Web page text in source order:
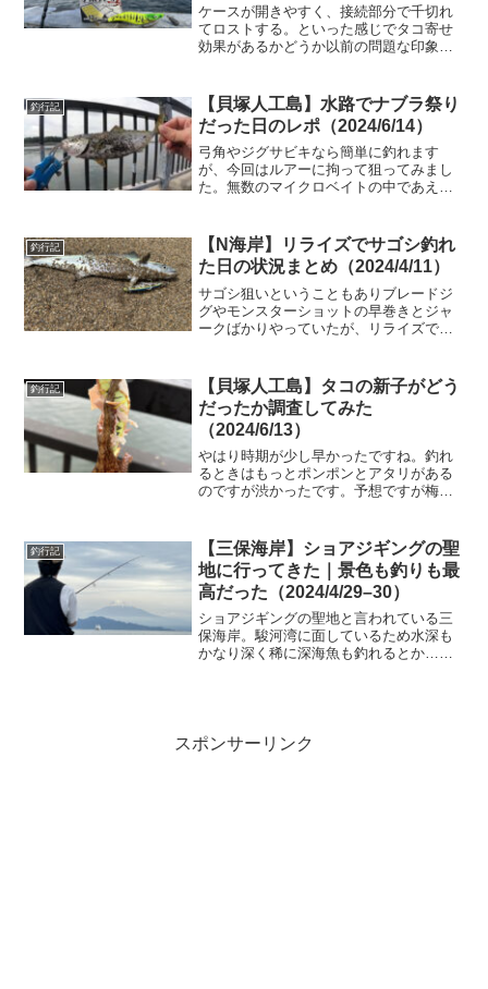
ケースが開きやすく、接続部分で千切れ
てロストする。といった感じでタコ寄せ
効果があるかどうか以前の問題な印象で
工夫が必要か？
釣行記
【貝塚人工島】水路でナブラ祭り
だった日のレポ（2024/6/14）
弓角やジグサビキなら簡単に釣れます
が、今回はルアーに拘って狙ってみまし
た。無数のマイクロベイトの中であえて
た」という手ごたえのある釣行で非常に
満足です！
釣行記
【N海岸】リライズでサゴシ釣れ
た日の状況まとめ（2024/4/11）
サゴシ狙いということもありブレードジ
グやモンスターショットの早巻きとジャ
ークばかりやっていたが、リライズでス
でした。
釣行記
【貝塚人工島】タコの新子がどう
だったか調査してみた
（2024/6/13）
やはり時期が少し早かったですね。釣れ
るときはもっとポンポンとアタリがある
のですが渋かったです。予想ですが梅雨
匹釣れたのでよかったです
釣行記
【三保海岸】ショアジギングの聖
地に行ってきた｜景色も釣りも最
高だった（2024/4/29–30）
ショアジギングの聖地と言われている三
保海岸。駿河湾に面しているため水深も
かなり深く稀に深海魚も釣れるとか…今
スポンサーリンク